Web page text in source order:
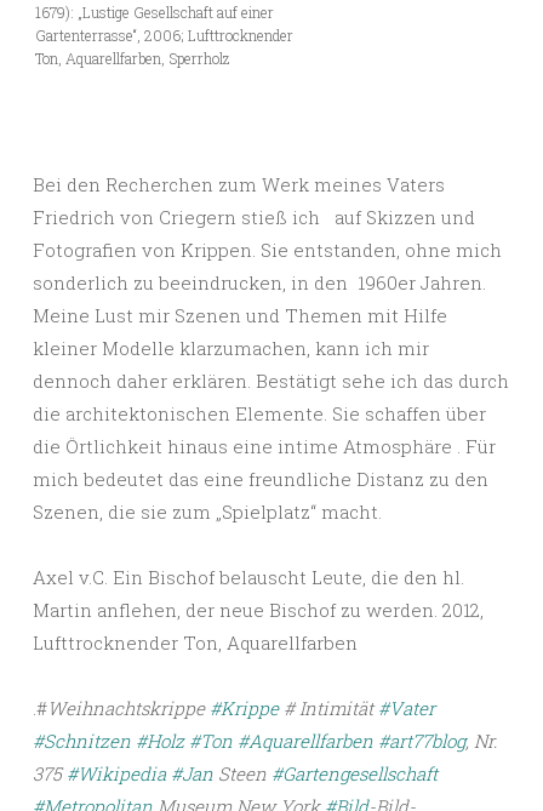
1679): „Lustige Gesellschaft auf einer
Gartenterrasse“, 2006; Lufttrocknender
Ton, Aquarellfarben, Sperrholz
Bei den Recherchen zum Werk meines Vaters
Friedrich von Criegern stieß ich auf Skizzen und
Fotografien von Krippen. Sie entstanden, ohne mich
sonderlich zu beeindrucken, in den 1960er Jahren.
Meine Lust mir Szenen und Themen mit Hilfe
kleiner Modelle klarzumachen, kann ich mir
dennoch daher erklären. Bestätigt sehe ich das durch
die architektonischen Elemente. Sie schaffen über
die Örtlichkeit hinaus eine intime Atmosphäre . Für
mich bedeutet das eine freundliche Distanz zu den
Szenen, die sie zum „Spielplatz“ macht.
Axel v.C. Ein Bischof belauscht Leute, die den hl.
Martin anflehen, der neue Bischof zu werden. 2012,
Lufttrocknender Ton, Aquarellfarben
.#Weihnachtskrippe #Krippe# Intimität#Vater
#Schnitzen #Holz #Ton #Aquarellfarben #art77blog, Nr.
375#Wikipedia #Jan Steen #Gartengesellschaft
#Metropolitan Museum New York #Bild-Bild-